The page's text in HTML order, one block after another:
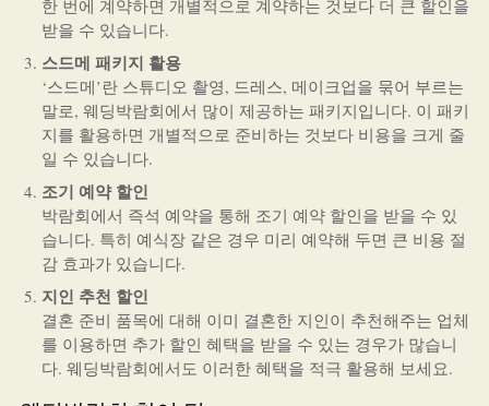
한 번에 계약하면 개별적으로 계약하는 것보다 더 큰 할인을
받을 수 있습니다.
스드메 패키지 활용
‘스드메’란 스튜디오 촬영, 드레스, 메이크업을 묶어 부르는
말로, 웨딩박람회에서 많이 제공하는 패키지입니다. 이 패키
지를 활용하면 개별적으로 준비하는 것보다 비용을 크게 줄
일 수 있습니다.
조기 예약 할인
박람회에서 즉석 예약을 통해 조기 예약 할인을 받을 수 있
습니다. 특히 예식장 같은 경우 미리 예약해 두면 큰 비용 절
감 효과가 있습니다.
지인 추천 할인
결혼 준비 품목에 대해 이미 결혼한 지인이 추천해주는 업체
를 이용하면 추가 할인 혜택을 받을 수 있는 경우가 많습니
다. 웨딩박람회에서도 이러한 혜택을 적극 활용해 보세요.